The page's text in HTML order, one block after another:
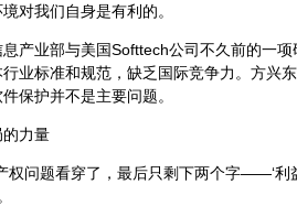
对我们自身是有利的。
业部与美国Softtech公司不久前的一项
业标准和规范，缺乏国际竞争力。方兴
保护并不是主要问题。
力量
问题看穿了，最后只剩下两个字——‘利